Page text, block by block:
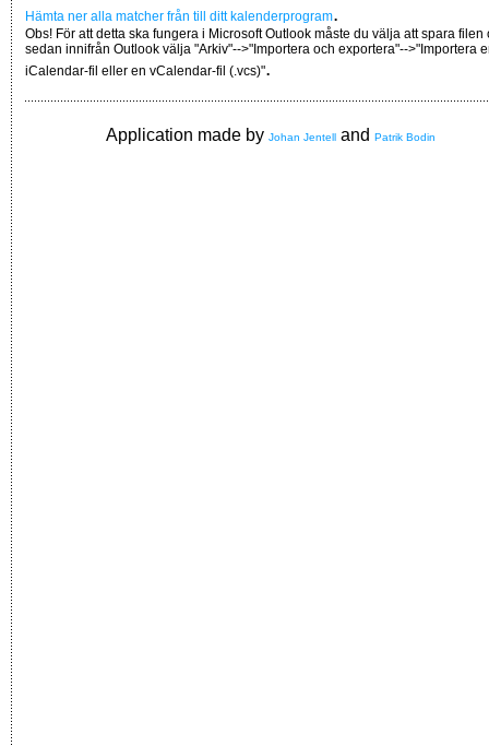
Hämta ner alla matcher från till ditt kalenderprogram.
Obs! För att detta ska fungera i Microsoft Outlook måste du välja att spara filen
sedan innifrån Outlook välja "Arkiv"-->"Importera och exportera"-->"Importera
iCalendar-fil eller en vCalendar-fil (.vcs)".
Application made by Johan Jentell and Patrik Bodin